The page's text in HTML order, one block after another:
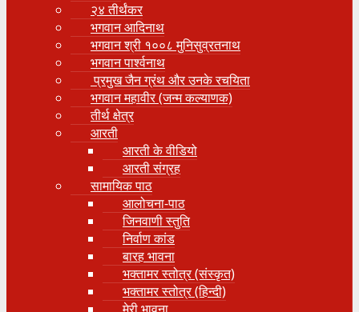
२४ तीर्थंकर
भगवान आदिनाथ
भगवान श्री १००८ मुनिसुव्रतनाथ
भगवान पार्श्वनाथ
प्रमुख जैन ग्रंथ और उनके रचयिता
भगवान महावीर (जन्म कल्याणक)
तीर्थ क्षेत्र
आरती
आरती के वीडियो
आरती संग्रह
सामायिक पाठ
आलोचना-पाठ
जिनवाणी स्तुति
निर्वाण कांड
बारह भावना
भक्तामर स्तोत्र (संस्कृत)
भक्तामर स्तोत्र (हिन्दी)